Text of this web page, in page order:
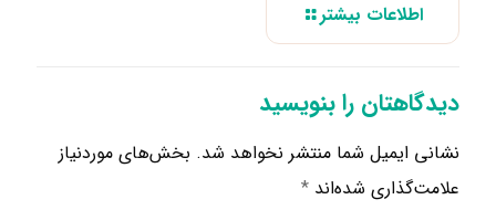
اطلاعات بیشتر
دیدگاهتان را بنویسید
نشانی ایمیل شما منتشر نخواهد شد. بخش‌های موردنیاز
علامت‌گذاری شده‌اند *